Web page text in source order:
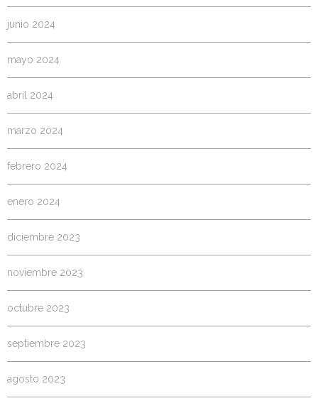
junio 2024
mayo 2024
abril 2024
marzo 2024
febrero 2024
enero 2024
diciembre 2023
noviembre 2023
octubre 2023
septiembre 2023
agosto 2023